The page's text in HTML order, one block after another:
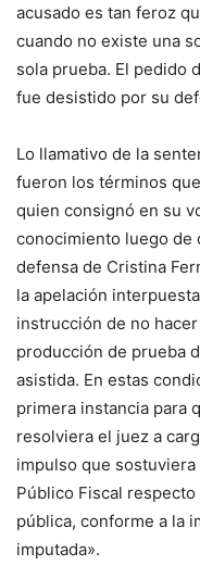
acusado es tan feroz
cuando no existe una
sola prueba. El pedido
fue desistido por su
Lo llamativo de la
fueron los términos
quien consignó en su
conocimiento luego de
defensa de Cristina
la apelación
instrucción de no
producción de prueba
asistida. En estas
primera instancia para
resolviera el juez a
impulso que
Público Fiscal
pública, conforme a la
imputada».